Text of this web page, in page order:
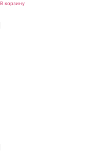
В корзину